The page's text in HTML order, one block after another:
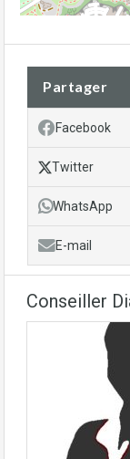
Partager
Facebook
Twitter
WhatsApp
E-mail
Conseiller